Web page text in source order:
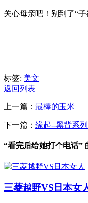
关心母亲吧！别到了“
标签: 美文
返回列表
上一篇： 最棒的玉米
下一篇： 缘起--黑背系
“看完后给她打个电话”
三菱越野VS日本女